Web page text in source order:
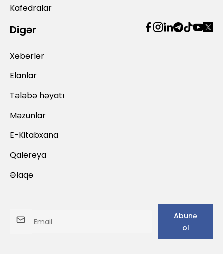
Kafedralar
Digər
Xəbərlər
Elanlar
Tələbə həyatı
Məzunlar
E-Kitabxana
Qalereya
Əlaqə
Abunə
ol